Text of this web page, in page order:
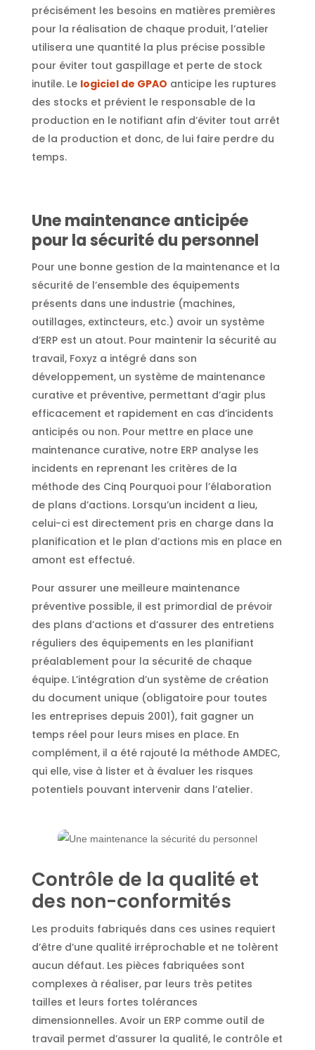
précisément les besoins en matières premières
pour la réalisation de chaque produit, l’atelier
utilisera une quantité la plus précise possible
pour éviter tout gaspillage et perte de stock
inutile. Le logiciel de GPAO anticipe les ruptures
des stocks et prévient le responsable de la
production en le notifiant afin d’éviter tout arrêt
de la production et donc, de lui faire perdre du
temps.
Une maintenance anticipée
pour la sécurité du personnel
Pour une bonne gestion de la maintenance et la
sécurité de l’ensemble des équipements
présents dans une industrie (machines,
outillages, extincteurs, etc.) avoir un système
d’ERP est un atout. Pour maintenir la sécurité au
travail, Foxyz a intégré dans son
développement, un système de maintenance
curative et préventive, permettant d’agir plus
efficacement et rapidement en cas d’incidents
anticipés ou non. Pour mettre en place une
maintenance curative, notre ERP analyse les
incidents en reprenant les critères de la
méthode des Cinq Pourquoi pour l’élaboration
de plans d’actions. Lorsqu’un incident a lieu,
celui-ci est directement pris en charge dans la
planification et le plan d’actions mis en place en
amont est effectué.
Pour assurer une meilleure maintenance
préventive possible, il est primordial de prévoir
des plans d’actions et d’assurer des entretiens
réguliers des équipements en les planifiant
préalablement pour la sécurité de chaque
équipe. L’intégration d’un système de création
du document unique (obligatoire pour toutes
les entreprises depuis 2001), fait gagner un
temps réel pour leurs mises en place. En
complément, il a été rajouté la méthode AMDEC,
qui elle, vise à lister et à évaluer les risques
potentiels pouvant intervenir dans l’atelier.
Contrôle de la qualité et
des non-conformités
Les produits fabriqués dans ces usines requiert
d’être d’une qualité irréprochable et ne tolèrent
aucun défaut. Les pièces fabriquées sont
complexes à réaliser, par leurs très petites
tailles et leurs fortes tolérances
dimensionnelles. Avoir un ERP comme outil de
travail permet d’assurer la qualité, le contrôle et